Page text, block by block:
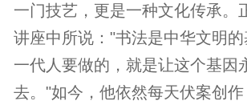
一门技艺，更是一种文化传承。
讲座中所说："书法是中华文明
一代人要做的，就是让这个基因
去。"如今，他依然每天伏案创